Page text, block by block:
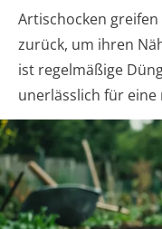
Artischocken
zurück, um ihren
ist regelmäßige
unerlässlich für eine